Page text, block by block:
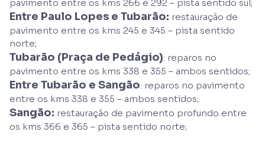
pavimento entre os kms 266 e 292 – pista sentido sul;
Entre Paulo Lopes e Tubarão: restauração de
pavimento entre os kms 245 e 345 – pista sentido
norte;
Tubarão (Praça de Pedágio): reparos no
pavimento entre os kms 338 e 355 – ambos sentidos;
Entre Tubarão e Sangão: reparos no pavimento
entre os kms 338 e 355 – ambos sentidos;
Sangão: restauração de pavimento profundo entre
os kms 366 e 365 – pista sentido norte;